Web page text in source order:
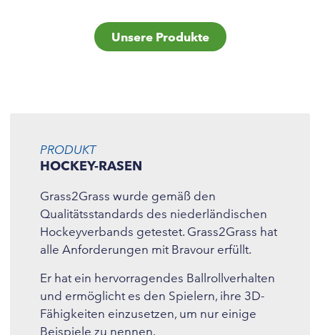
Unsere Produkte
PRODUKT
HOCKEY-RASEN
Grass2Grass wurde gemäß den
Qualitätsstandards des niederländischen
Hockeyverbands getestet. Grass2Grass hat
alle Anforderungen mit Bravour erfüllt.
Er hat ein hervorragendes Ballrollverhalten
und ermöglicht es den Spielern, ihre 3D-
Fähigkeiten einzusetzen, um nur einige
Beispiele zu nennen.